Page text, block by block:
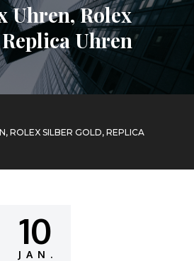
Uhren, Rolex
Uhren
ROLEX SILBER GOLD, REPLICA
Posted
on
10
JAN.